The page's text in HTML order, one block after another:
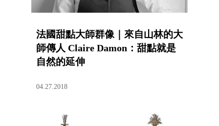
法國甜點大師群像｜來自山林的大
師傳人 Claire Damon：甜點就是
自然的延伸
04.27.2018